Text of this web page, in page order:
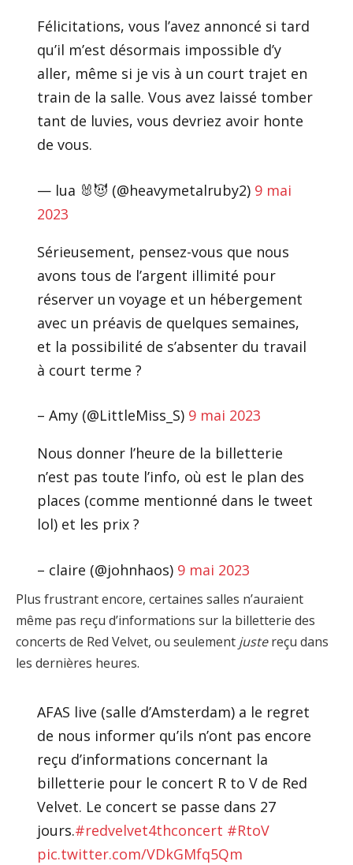
Félicitations, vous l’avez annoncé si tard
qu’il m’est désormais impossible d’y
aller, même si je vis à un court trajet en
train de la salle. Vous avez laissé tomber
tant de luvies, vous devriez avoir honte
de vous.
— lua 🐰😈 (@heavymetalruby2) 9 mai
2023
Sérieusement, pensez-vous que nous
avons tous de l’argent illimité pour
réserver un voyage et un hébergement
avec un préavis de quelques semaines,
et la possibilité de s’absenter du travail
à court terme ?
– Amy (@LittleMiss_S) 9 mai 2023
Nous donner l’heure de la billetterie
n’est pas toute l’info, où est le plan des
places (comme mentionné dans le tweet
lol) et les prix ?
– claire (@johnhaos) 9 mai 2023
Plus frustrant encore, certaines salles n’auraient
même pas reçu d’informations sur la billetterie des
concerts de Red Velvet, ou seulement justereçu dans
les dernières heures.
AFAS live (salle d’Amsterdam) a le regret
de nous informer qu’ils n’ont pas encore
reçu d’informations concernant la
billetterie pour le concert R to V de Red
Velvet. Le concert se passe dans 27
jours.#redvelvet4thconcert #RtoV
pic.twitter.com/VDkGMfq5Qm